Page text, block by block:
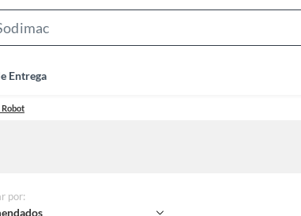
Bar
Entrega
por: